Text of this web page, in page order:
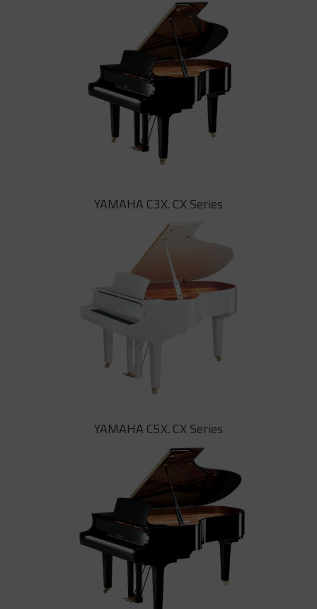
matices tonales. Cada centímetro
del modelo más compacto de la
serie CX transmite la pasión puesta
por YAMAHA para conseguir el
piano ideal
El piano de cola C2X de YAMAHA
transmite un sonido nítido, claro y
definido, con gran profundidad en
las notas graves
YAMAHA C3X. CX Series
El piano de cola C3X de YAMAHA,
creado pensando en un piano que
transmitiese las emociones del
pianista, los creadores de la serie
CX han desarrollado un instrumento
realmente «lírico»
YAMAHA C5X. CX Series